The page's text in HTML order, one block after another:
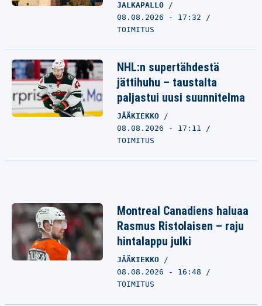
JALKAPALLO
08.08.2026 - 17:32
TOIMITUS
NHL:n supertähdestä
jättihuhu – taustalta
paljastui uusi suunnitelma
JÄÄKIEKKO
08.08.2026 - 17:11
TOIMITUS
Montreal Canadiens haluaa
Rasmus Ristolaisen – raju
hintalappu julki
JÄÄKIEKKO
08.08.2026 - 16:48
TOIMITUS